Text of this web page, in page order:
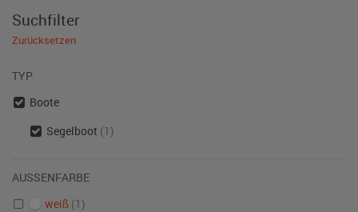
Suchfilter
Zurücksetzen
TYP
Boote
Segelboot (1)
AUSSENFARBE
weiß (1)